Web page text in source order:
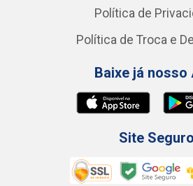
Política de
Política de Troca e
Baixe já nosso
Site Seguro